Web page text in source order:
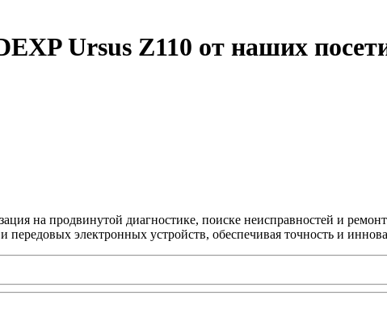
Ursus Z110 от наших
на продвинутой диагностике, поиске неисправностей и
электронных устройств, обеспечивая точность и